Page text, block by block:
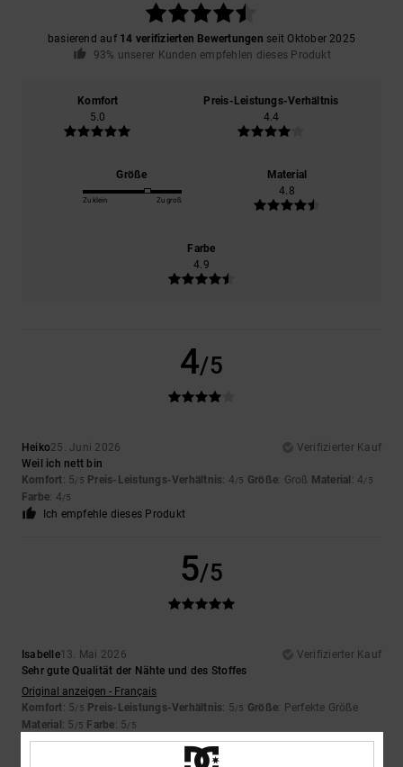
basierend auf 14 verifizierten Bewertungen seit Oktober 2025
93% unserer Kunden empfehlen dieses Produkt
Komfort
5.0
Preis-Leistungs-Verhältnis
4.4
Größe
Zu klein Zu groß
Material
4.8
Farbe
4.9
4/5
Heiko25. Juni 2026
Verifizierter Kauf
Weil ich nett bin
Komfort: 5/5 Preis-Leistungs-Verhältnis: 4/5 Größe: Groß Material : 4/5
Farbe: 4/5
Ich empfehle dieses Produkt
5/5
Isabelle13. Mai 2026
Verifizierter Kauf
Sehr gute Qualität der Nähte und des Stoffes
Original anzeigen - Français
Komfort: 5/5 Preis-Leistungs-Verhältnis: 5/5 Größe: Perfekte Größe
Material : 5 /5 Farbe: 5/5
Ich empfehle dieses Produkt